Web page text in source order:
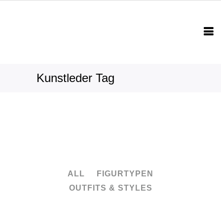
Kunstleder Tag
ALL
FIGURTYPEN
OUTFITS & STYLES